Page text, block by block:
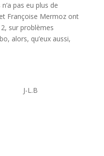
pas eu plus de
Françoise Mermoz ont
sur problèmes
alors, qu’eux aussi,
J-L.B